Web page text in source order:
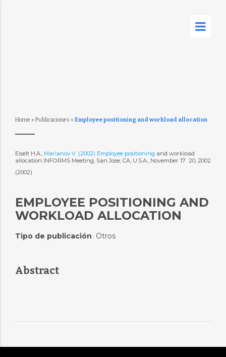
Home » Publicaciones » Employee positioning and workload allocation
Eiselt H.A., Marianov V. (2002) Employee positioning and workload
allocation INFORMS Meeting, San Jose, CA, U.S.A., November 17  20, 2002
(2002)
EMPLOYEE POSITIONING AND
WORKLOAD ALLOCATION
Tipo de publicación : Otros
Abstract